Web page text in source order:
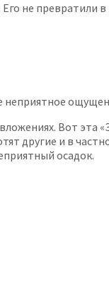
не
Вот эта
другие и в
осадок.